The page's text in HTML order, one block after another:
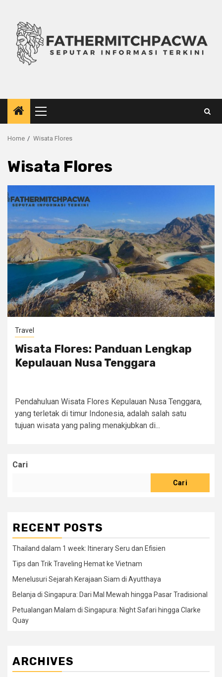
content
Primary
Menu
Home Wisata Flores
Wisata Flores
Travel
Wisata Flores: Panduan Lengkap
Kepulauan Nusa Tenggara
Pendahuluan Wisata Flores Kepulauan Nusa Tenggara,
yang terletak di timur Indonesia, adalah salah satu
tujuan wisata yang paling menakjubkan di...
Cari
Cari
RECENT POSTS
Thailand dalam 1 week: Itinerary Seru dan Efisien
Tips dan Trik Traveling Hemat ke Vietnam
Menelusuri Sejarah Kerajaan Siam di Ayutthaya
Belanja di Singapura: Dari Mal Mewah hingga Pasar Tradisional
Petualangan Malam di Singapura: Night Safari hingga Clarke
Quay
ARCHIVES